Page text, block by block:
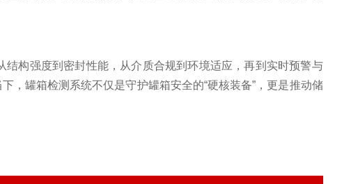
构强度到密封性能，从介质合规到环境适应，再到实时预警与
，罐箱检测系统不仅是守护罐箱安全的“硬核装备”，更是推动储